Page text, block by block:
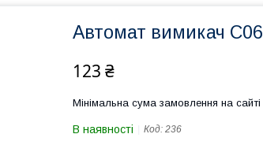
Автомат вимикач
123 ₴
Мінімальна сума замовлення на
В наявності Код: 236